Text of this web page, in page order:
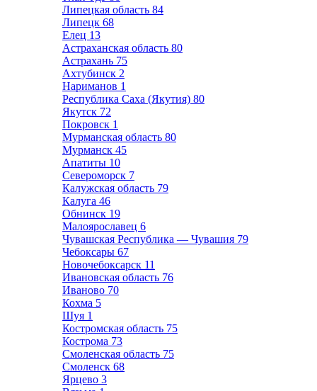
Липецкая область 84
Липецк 68
Елец 13
Астраханская область 80
Астрахань 75
Ахтубинск 2
Нариманов 1
Республика Саха (Якутия) 80
Якутск 72
Покровск 1
Мурманская область 80
Мурманск 45
Апатиты 10
Североморск 7
Калужская область 79
Калуга 46
Обнинск 19
Малоярославец 6
Чувашская Республика — Чувашия 79
Чебоксары 67
Новочебоксарск 11
Ивановская область 76
Иваново 70
Кохма 5
Шуя 1
Костромская область 75
Кострома 73
Смоленская область 75
Смоленск 68
Ярцево 3